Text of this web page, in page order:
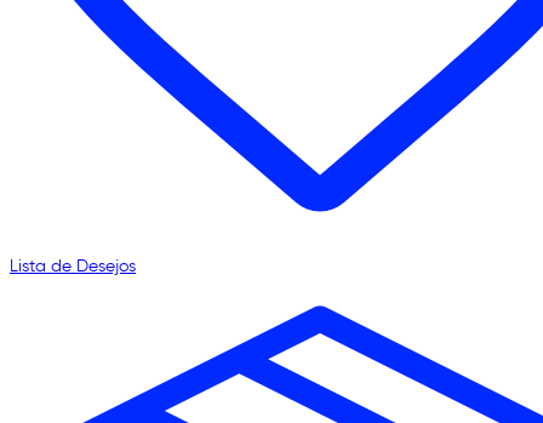
Lista de Desejos